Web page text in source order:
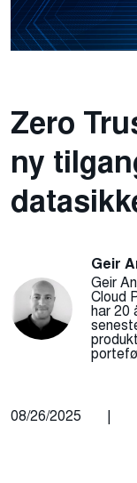
Zero
ny
Geir
Geir
Cloud
har 20
08/26/2025 |